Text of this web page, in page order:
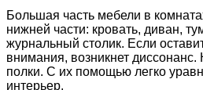
Большая часть мебели в
нижней части: кровать, диван,
журнальный столик. Если
внимания, возникнет
полки. С их помощью легко
интерьер.